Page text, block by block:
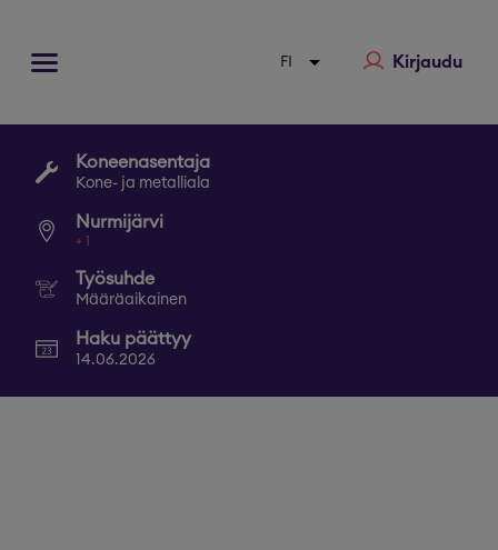
Kirjaudu
Koneenasentaja
Kone- ja metalliala
Nurmijärvi
+ 1
Työsuhde
Määräaikainen
Haku päättyy
14.06.2026